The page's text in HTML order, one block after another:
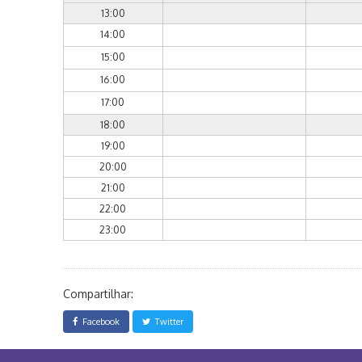
13:00
14:00
15:00
16:00
17:00
18:00
19:00
20:00
21:00
22:00
23:00
Compartilhar:
Facebook Twitter